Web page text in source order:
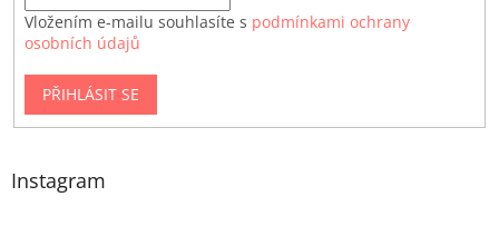
Vložením e-mailu souhlasíte s podmínkami ochrany
osobních údajů
PŘIHLÁSIT SE
Instagram